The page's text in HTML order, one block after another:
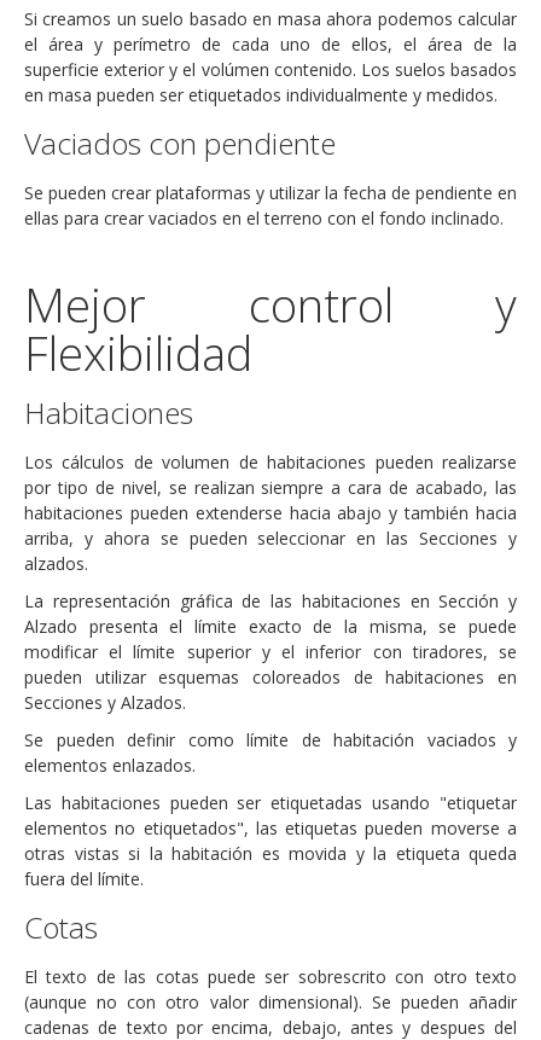
Si creamos un suelo basado en masa ahora podemos calcular
el área y perímetro de cada uno de ellos, el área de la
superficie exterior y el volúmen contenido. Los suelos basados
en masa pueden ser etiquetados individualmente y medidos.
Vaciados con pendiente
Se pueden crear plataformas y utilizar la fecha de pendiente en
ellas para crear vaciados en el terreno con el fondo inclinado.
Mejor control y
Flexibilidad
Habitaciones
Los cálculos de volumen de habitaciones pueden realizarse
por tipo de nivel, se realizan siempre a cara de acabado, las
habitaciones pueden extenderse hacia abajo y también hacia
arriba, y ahora se pueden seleccionar en las Secciones y
alzados.
La representación gráfica de las habitaciones en Sección y
Alzado presenta el límite exacto de la misma, se puede
modificar el límite superior y el inferior con tiradores, se
pueden utilizar esquemas coloreados de habitaciones en
Secciones y Alzados.
Se pueden definir como límite de habitación vaciados y
elementos enlazados.
Las habitaciones pueden ser etiquetadas usando "etiquetar
elementos no etiquetados", las etiquetas pueden moverse a
otras vistas si la habitación es movida y la etiqueta queda
fuera del límite.
Cotas
El texto de las cotas puede ser sobrescrito con otro texto
(aunque no con otro valor dimensional). Se pueden añadir
cadenas de texto por encima, debajo, antes y despues del